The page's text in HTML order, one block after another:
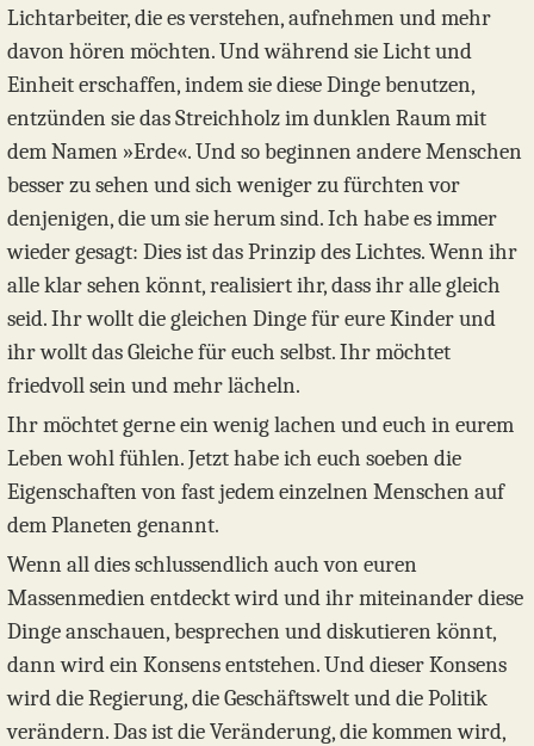
Lichtarbeiter, die es verstehen, aufnehmen und mehr
davon hören möchten. Und während sie Licht und
Einheit erschaffen, indem sie diese Dinge benutzen,
entzünden sie das Streichholz im dunklen Raum mit
dem Namen »Erde«. Und so beginnen andere Menschen
besser zu sehen und sich weniger zu fürchten vor
denjenigen, die um sie herum sind. Ich habe es immer
wieder gesagt: Dies ist das Prinzip des Lichtes. Wenn ihr
alle klar sehen könnt, realisiert ihr, dass ihr alle gleich
seid. Ihr wollt die gleichen Dinge für eure Kinder und
ihr wollt das Gleiche für euch selbst. Ihr möchtet
friedvoll sein und mehr lächeln.
Ihr möchtet gerne ein wenig lachen und euch in eurem
Leben wohl fühlen. Jetzt habe ich euch soeben die
Eigenschaften von fast jedem einzelnen Menschen auf
dem Planeten genannt.
Wenn all dies schlussendlich auch von euren
Massenmedien entdeckt wird und ihr miteinander diese
Dinge anschauen, besprechen und diskutieren könnt,
dann wird ein Konsens entstehen. Und dieser Konsens
wird die Regierung, die Geschäftswelt und die Politik
verändern. Das ist die Veränderung, die kommen wird,